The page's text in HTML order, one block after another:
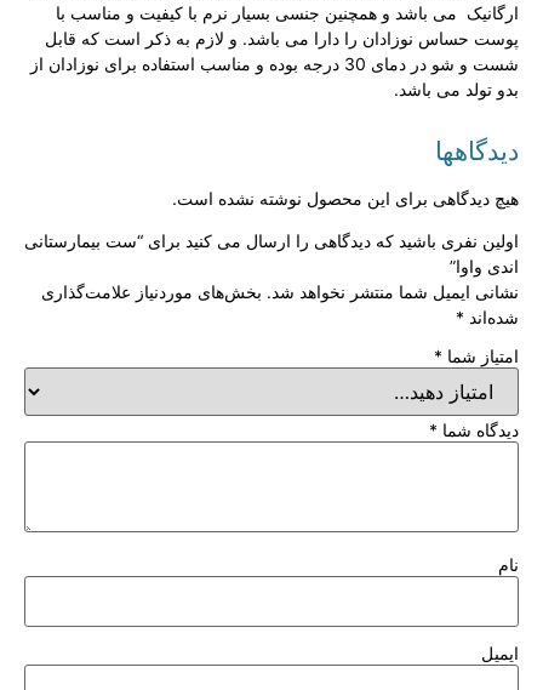
ارگانیک می باشد و همچنین جنسی بسیار نرم با کیفیت و مناسب با
پوست حساس نوزادان را دارا می باشد. و لازم به ذکر است که قابل
شست و شو در دمای 30 درجه بوده و مناسب استفاده برای نوزادان از
بدو تولد می باشد.
دیدگاهها
هیچ دیدگاهی برای این محصول نوشته نشده است.
اولین نفری باشید که دیدگاهی را ارسال می کنید برای “ست بیمارستانی
اندی واوا”
نشانی ایمیل شما منتشر نخواهد شد. بخش‌های موردنیاز علامت‌گذاری
شده‌اند *
امتیاز شما *
دیدگاه شما *
نام
ایمیل